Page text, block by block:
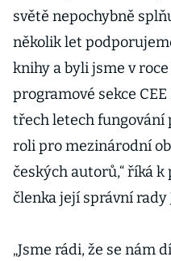
světě nepochybně
několik let
knihy a byli jsme v
programové sekce
třech letech fungování
roli pro mezinárodní
českých autorů,“ říká k
členka její správní rady
„Jsme rádi, že se nám